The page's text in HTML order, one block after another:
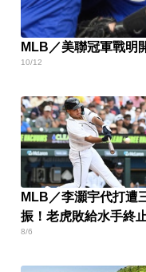
MLB／美聯冠軍戰明
10/12
MLB／李灝宇代打遭
振！老虎敗給水手終
勝
8/6